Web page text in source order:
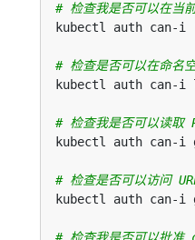
# 检查我是否可以在当
kubectl auth can-i
# 检查是否可以在命
# 检查我是否可以读取
kubectl auth can-i
# 检查是否可以访问